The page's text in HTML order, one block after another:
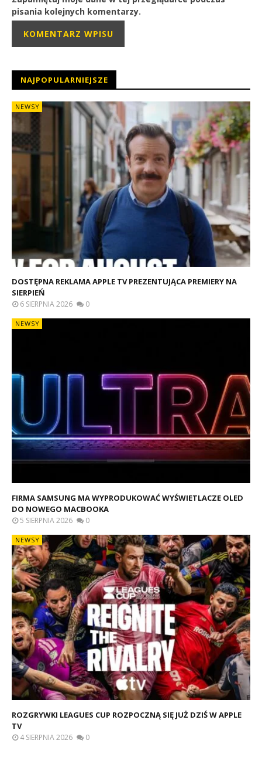
pisania kolejnych komentarzy.
NAJPOPULARNIEJSZE
NEWSY
DOSTĘPNA REKLAMA APPLE TV PREZENTUJĄCA PREMIERY NA
SIERPIEŃ
6 SIERPNIA 2026 0
NEWSY
FIRMA SAMSUNG MA WYPRODUKOWAĆ WYŚWIETLACZE OLED
DO NOWEGO MACBOOKA
5 SIERPNIA 2026 0
NEWSY
ROZGRYWKI LEAGUES CUP ROZPOCZNĄ SIĘ JUŻ DZIŚ W APPLE
TV
4 SIERPNIA 2026 0